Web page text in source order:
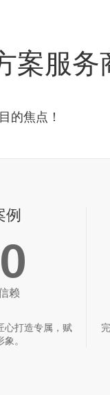
案服务
的焦点！
赖
心打造专属，赋
。